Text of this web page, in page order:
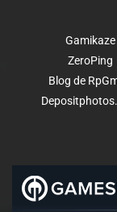
Gamikaze
ZeroPing
Blog de